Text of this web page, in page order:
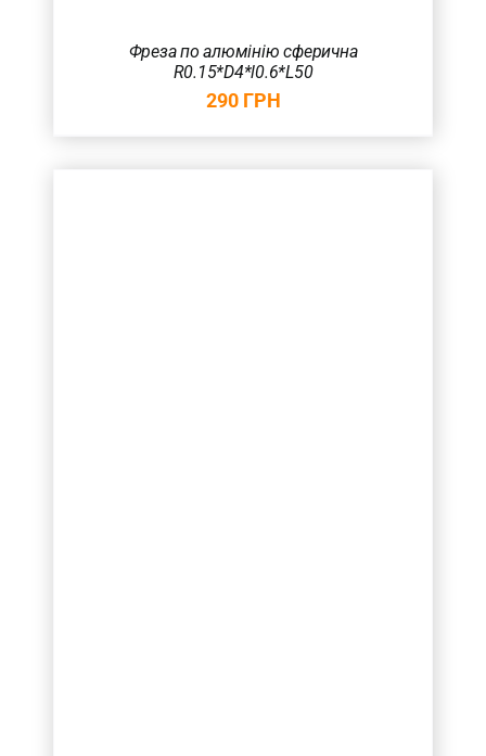
Фреза по алюмінію сферична
R0.15*D4*l0.6*L50
290 ГРН